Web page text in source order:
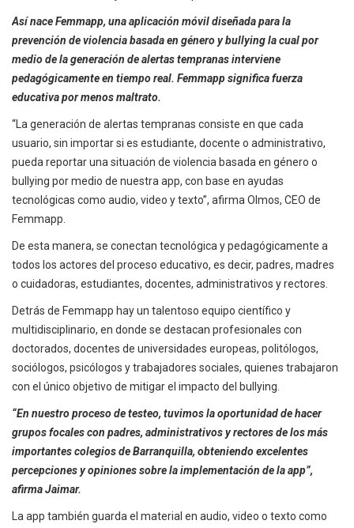
Así nace Femmapp, una aplicación móvil diseñada para la
prevención de violencia basada en género y bullying la cual por
medio de la generación de alertas tempranas interviene
pedagógicamente en tiempo real. Femmapp significa fuerza
educativa por menos maltrato.
“La generación de alertas tempranas consiste en que cada
usuario, sin importar si es estudiante, docente o administrativo,
pueda reportar una situación de violencia basada en género o
bullying por medio de nuestra app, con base en ayudas
tecnológicas como audio, video y texto”, afirma Olmos, CEO de
Femmapp.
De esta manera, se conectan tecnológica y pedagógicamente a
todos los actores del proceso educativo, es decir, padres, madres
o cuidadoras, estudiantes, docentes, administrativos y rectores.
Detrás de Femmapp hay un talentoso equipo científico y
multidisciplinario, en donde se destacan profesionales con
doctorados, docentes de universidades europeas, politólogos,
sociólogos, psicólogos y trabajadores sociales, quienes trabajaron
con el único objetivo de mitigar el impacto del bullying.
“En nuestro proceso de testeo, tuvimos la oportunidad de hacer
grupos focales con padres, administrativos y rectores de los más
importantes colegios de Barranquilla, obteniendo excelentes
percepciones y opiniones sobre la implementación de la app”,
afirma Jaimar.
La app también guarda el material en audio, video o texto como